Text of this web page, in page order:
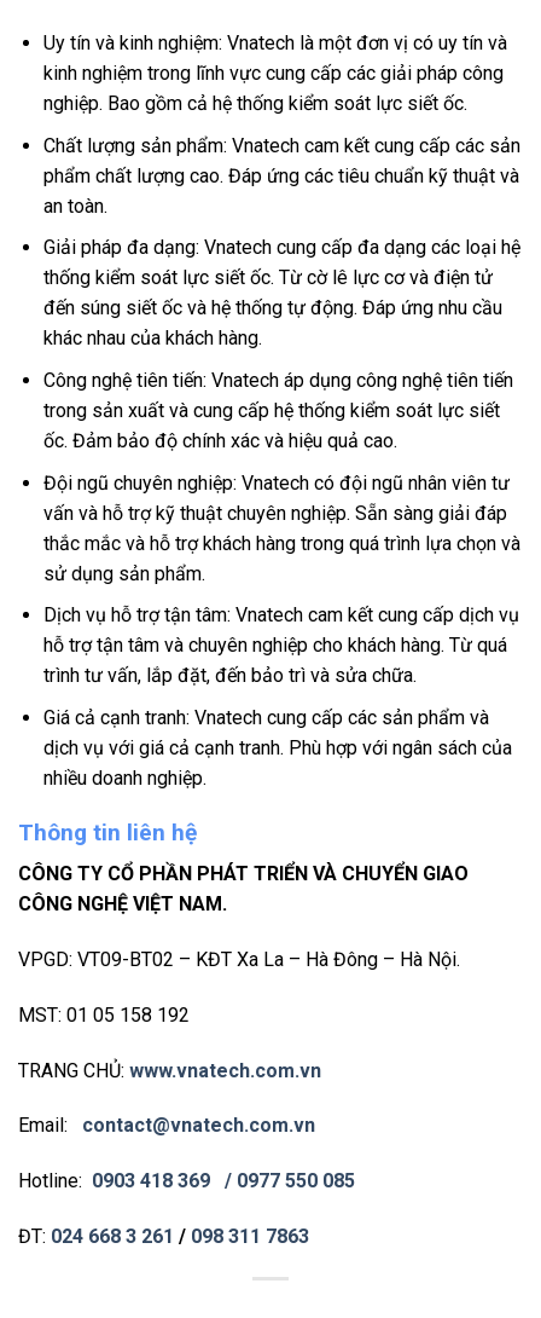
Uy tín và kinh nghiệm: Vnatech là một đơn vị có uy tín và
kinh nghiệm trong lĩnh vực cung cấp các giải pháp công
nghiệp. Bao gồm cả hệ thống kiểm soát lực siết ốc.
Chất lượng sản phẩm: Vnatech cam kết cung cấp các sản
phẩm chất lượng cao. Đáp ứng các tiêu chuẩn kỹ thuật và
an toàn.
Giải pháp đa dạng: Vnatech cung cấp đa dạng các loại hệ
thống kiểm soát lực siết ốc. Từ cờ lê lực cơ và điện tử
đến súng siết ốc và hệ thống tự động. Đáp ứng nhu cầu
khác nhau của khách hàng.
Công nghệ tiên tiến: Vnatech áp dụng công nghệ tiên tiến
trong sản xuất và cung cấp hệ thống kiểm soát lực siết
ốc. Đảm bảo độ chính xác và hiệu quả cao.
Đội ngũ chuyên nghiệp: Vnatech có đội ngũ nhân viên tư
vấn và hỗ trợ kỹ thuật chuyên nghiệp. Sẵn sàng giải đáp
thắc mắc và hỗ trợ khách hàng trong quá trình lựa chọn và
sử dụng sản phẩm.
Dịch vụ hỗ trợ tận tâm: Vnatech cam kết cung cấp dịch vụ
hỗ trợ tận tâm và chuyên nghiệp cho khách hàng. Từ quá
trình tư vấn, lắp đặt, đến bảo trì và sửa chữa.
Giá cả cạnh tranh: Vnatech cung cấp các sản phẩm và
dịch vụ với giá cả cạnh tranh. Phù hợp với ngân sách của
nhiều doanh nghiệp.
Thông tin liên hệ
CÔNG TY CỔ PHẦN PHÁT TRIỂN VÀ CHUYỂN GIAO
CÔNG NGHỆ VIỆT NAM.
VPGD: VT09-BT02 – KĐT Xa La – Hà Đông – Hà Nội.
MST: 01 05 158 192
TRANG CHỦ: www.vnatech.com.vn
Email: contact@vnatech.com.vn
Hotline: 0903 418 369 / 0977 550 085
ĐT: 024 668 3 261 / 098 311 7863